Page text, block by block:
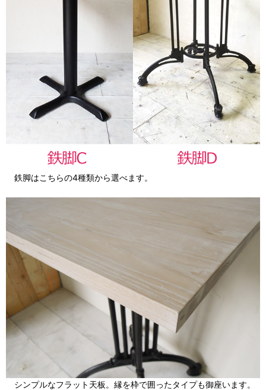
鉄脚はこちらの4種類から選べます。
シンプルなフラット天板。縁を枠で囲ったタイプも御座います。